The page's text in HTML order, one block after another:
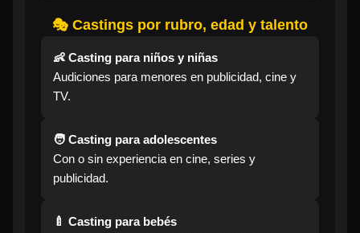
🎭 Castings por rubro, edad y talento
👶 Casting para niños y niñas
Audiciones para menores en publicidad, cine y
TV.
🧑 Casting para adolescentes
Con o sin experiencia en cine, series y
publicidad.
🍼 Casting para bebés